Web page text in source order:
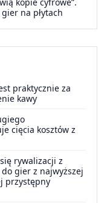
na płytach
praktycznie za
kawy
cięcia kosztów z
rywalizacji z
gier z najwyższej
przystępny